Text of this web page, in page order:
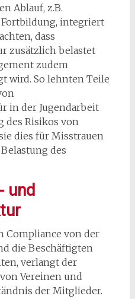
Ablauf, z.B.
integriert
dass
zusätzlich belastet
zudem
wird. So lehnten Teile
in der Jugendarbeit
des Risikos von
dies für Misstrauen
des
und
Compliance von der
die Beschäftigten
verlangt der
Vereinen und
der Mitglieder.